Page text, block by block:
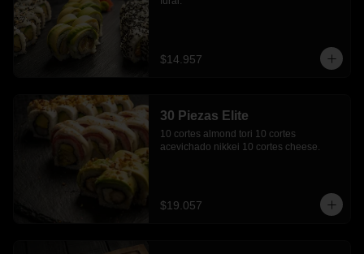
$14.957
30 Piezas Elite
10 cortes almond tori 10 cortes
acevichado nikkei 10 cortes cheese.
$19.057